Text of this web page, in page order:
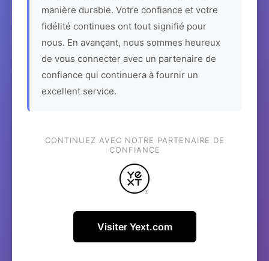
manière durable. Votre confiance et votre
fidélité continues ont tout signifié pour
nous. En avançant, nous sommes heureux
de vous connecter avec un partenaire de
confiance qui continuera à fournir un
excellent service.
CONTINUEZ AVEC NOTRE PARTENAIRE DE
CONFIANCE
Visiter Yext.com